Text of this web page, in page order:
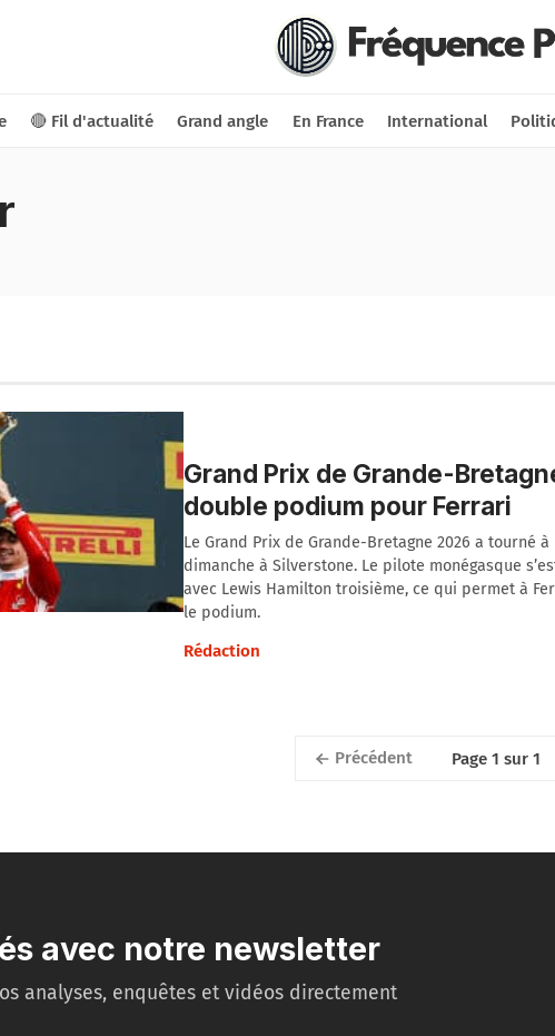
🔴 Fil d'actualité Grand angle En France International
Nous soutenir
Grand Prix de Grande-
double podium pour Ferrari
Le Grand Prix de Grande-Bretagne 2026 a tourné à
dimanche à Silverstone. Le pilote monégasque
avec Lewis Hamilton troisième, ce qui permet à
le podium.
Rédaction
Précédent Page 1 sur 1
avec notre newsletter
analyses, enquêtes et vidéos directement